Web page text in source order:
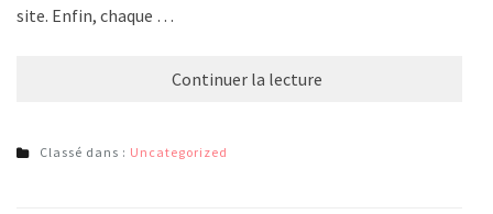
site. Enfin, chaque …
Continuer la lecture
Classé dans : Uncategorized